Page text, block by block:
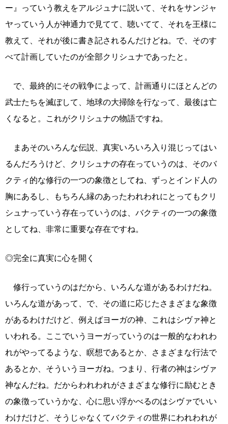
ー』っていう教えをアルジュナに説いて、それをサンジャ
ヤっていう人が神通力で見てて、聴いてて、それを王様に
教えて、それが後に書き記されるんだけどね。で、そのす
べて計画していたのが全部クリシュナであったと。
で、最終的にその戦争によって、計画通りにほとんどの
武士たちを滅ぼして、地球の大掃除を行なって、最後は亡
くなると。これがクリシュナの物語ですね。
まあそのいろんな伝説、真実いろいろ入り混じってはい
るんだろうけど、クリシュナの存在っていうのは、そのバ
クティ的な修行の一つの象徴としてね、ずっとインド人の
胸にあるし、もちろん縁のあったわれわれにとってもクリ
シュナっていう存在っていうのは、バクティの一つの象徴
としてね、非常に重要な存在ですね。
◎完全に真実に心を開く
修行っていうのはだから、いろんな道があるわけだね。
いろんな道があって、で、その道に応じたさまざまな象徴
があるわけだけど、例えばヨーガの神、これはシヴァ神と
いわれる。ここでいうヨーガっていうのは一般的なわれわ
れがやってるような、瞑想であるとか、さまざまな行法で
あるとか、そういうヨーガね。つまり、行者の神はシヴァ
神なんだね。だからわれわれがさまざまな修行に励むとき
の象徴っていうかな、心に思い浮かべるのはシヴァでいい
わけだけど、そうじゃなくてバクティの世界にわれわれが